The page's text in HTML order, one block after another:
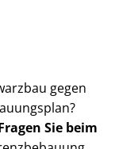
gegen
Sie beim